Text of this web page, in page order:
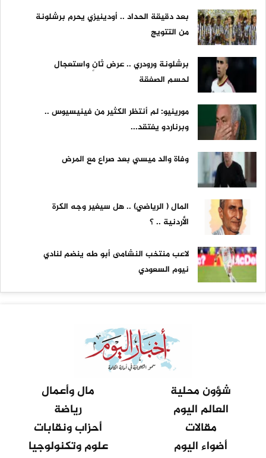
بعد دقيقة الحداد .. أودينيزي يحرم برشلونة
من التتويج
برشلونة ورودري .. عرض ثانٍ واستعجال
لحسم الصفقة
مورينيو: لم أنتظر الكثير من فينيسيوس ..
وبرناردو يفتقد...
وفاة والد ميسي بعد صراع مع المرض
المال ( الرياضي) .. هل سيغير وجه الكرة
الأردنية .. ؟
لاعب منتخب النشامى أبو طه ينضم لنادي
نيوم السعودي
شؤون محلية
مال وأعمال
العالم اليوم
رياضة
مقالات
أحزاب ونقابات
أضواء اليوم
علوم وتكنولوجيا